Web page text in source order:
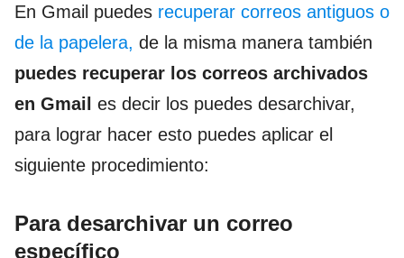
En Gmail puedes recuperar correos antiguos o
de la papelera, de la misma manera también
puedes recuperar los correos archivados
en Gmail es decir los puedes desarchivar,
para lograr hacer esto puedes aplicar el
siguiente procedimiento:
Para desarchivar un correo
específico